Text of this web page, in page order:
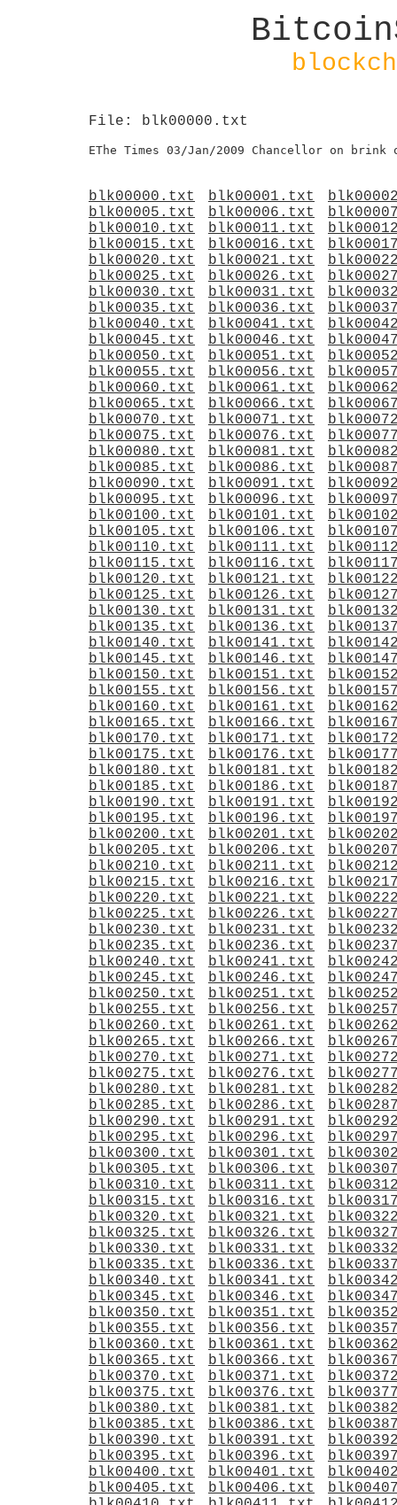
File: blk00000.txt
blk00000.txt blk00001.txt
blk00005.txt
blk00006.txt
blk00010.txt
blk00011.txt
blk00015.txt
blk00016.txt
blk00020.txt
blk00021.txt
blk00025.txt
blk00026.txt
blk00030.txt
blk00031.txt
blk00035.txt
blk00036.txt
blk00040.txt
blk00041.txt
blk00045.txt
blk00046.txt
blk00050.txt
blk00051.txt
blk00055.txt
blk00056.txt
blk00060.txt
blk00061.txt
blk00065.txt
blk00066.txt
blk00070.txt
blk00071.txt
blk00075.txt
blk00076.txt
blk00080.txt
blk00081.txt
blk00085.txt
blk00086.txt
blk00090.txt
blk00091.txt
blk00095.txt
blk00096.txt
blk00100.txt
blk00101.txt
blk00105.txt
blk00106.txt
blk00110.txt
blk00111.txt
blk00115.txt
blk00116.txt
blk00120.txt
blk00121.txt
blk00125.txt
blk00126.txt
blk00130.txt
blk00131.txt
blk00135.txt
blk00136.txt
blk00140.txt
blk00141.txt
blk00145.txt
blk00146.txt
blk00150.txt
blk00151.txt
blk00155.txt
blk00156.txt
blk00160.txt
blk00161.txt
blk00165.txt
blk00166.txt
blk00170.txt
blk00171.txt
blk00175.txt
blk00176.txt
blk00180.txt
blk00181.txt
blk00185.txt
blk00186.txt
blk00190.txt
blk00191.txt
blk00195.txt
blk00196.txt
blk00200.txt
blk00201.txt
blk00205.txt
blk00206.txt
blk00210.txt
blk00211.txt
blk00215.txt
blk00216.txt
blk00220.txt
blk00221.txt
blk00225.txt
blk00226.txt
blk00230.txt
blk00231.txt
blk00235.txt
blk00236.txt
blk00240.txt
blk00241.txt
blk00245.txt
blk00246.txt
blk00250.txt
blk00251.txt
blk00255.txt
blk00256.txt
blk00260.txt
blk00261.txt
blk00265.txt
blk00266.txt
blk00270.txt
blk00271.txt
blk00275.txt
blk00276.txt
blk00280.txt
blk00281.txt
blk00285.txt
blk00286.txt
blk00290.txt
blk00291.txt
blk00295.txt
blk00296.txt
blk00300.txt
blk00301.txt
blk00305.txt
blk00306.txt
blk00310.txt
blk00311.txt
blk00315.txt
blk00316.txt
blk00320.txt
blk00321.txt
blk00325.txt
blk00326.txt
blk00330.txt
blk00331.txt
blk00335.txt
blk00336.txt
blk00340.txt
blk00341.txt
blk00345.txt
blk00346.txt
blk00350.txt
blk00351.txt
blk00355.txt
blk00356.txt
blk00360.txt
blk00361.txt
blk00365.txt
blk00366.txt
blk00370.txt
blk00371.txt
blk00375.txt
blk00376.txt
blk00380.txt
blk00381.txt
blk00385.txt
blk00386.txt
blk00390.txt
blk00391.txt
blk00395.txt
blk00396.txt
blk00400.txt
blk00401.txt
blk00405.txt
blk00406.txt